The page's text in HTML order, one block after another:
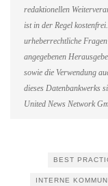
redaktionellen
ist in der Regel
urheberrechtliche
angegebenen
sowie die Verwendung
dieses Datenbankwerks
United News Network
BEST
INTERNE